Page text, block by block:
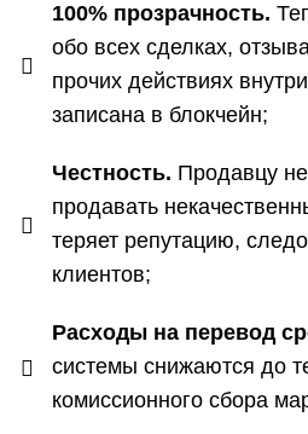
100% прозрачность.
обо всех сделках,
прочих действиях
записана в блокчейн;
Честность. Продавцу
продавать
теряет репутацию,
клиентов;
Расходы на перевод
системы снижаются до
комиссионного сбора